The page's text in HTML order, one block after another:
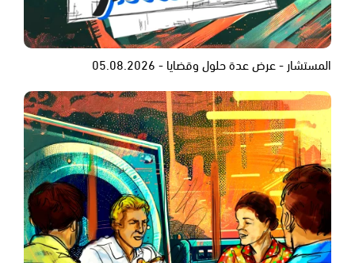
المستشار - عرض عدة حلول وقضايا - 05.08.2026